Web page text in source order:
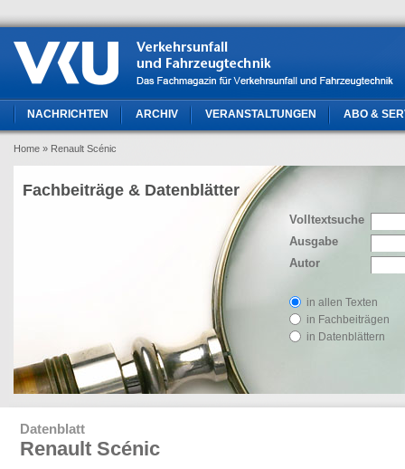
NACHRICHTEN ARCHIV VERANSTALTUNGEN ABO &
Home » Renault Scénic
Volltextsuche
Ausgabe
Autor
in allen Texten
in Fachbeiträgen
in Datenblättern
Fachbeiträge & Datenblätter
Datenblatt
Renault Scénic